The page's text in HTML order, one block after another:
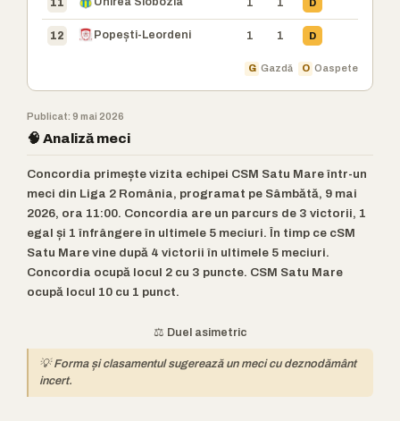
11 1 1 D
12 Popești-Leordeni 1 1 D
G Gazdă O Oaspete
Publicat: 9 mai 2026
🧠 Analiză meci
Concordia primește vizita echipei CSM Satu Mare într-un
meci din Liga 2 România, programat pe Sâmbătă, 9 mai
2026, ora 11:00. Concordia are un parcurs de 3 victorii, 1
egal și 1 înfrângere în ultimele 5 meciuri. În timp ce cSM
Satu Mare vine după 4 victorii în ultimele 5 meciuri.
Concordia ocupă locul 2 cu 3 puncte. CSM Satu Mare
ocupă locul 10 cu 1 punct.
⚖️ Duel asimetric
💡 Forma și clasamentul sugerează un meci cu deznodământ
incert.